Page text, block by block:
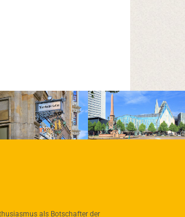
als Botschafter der